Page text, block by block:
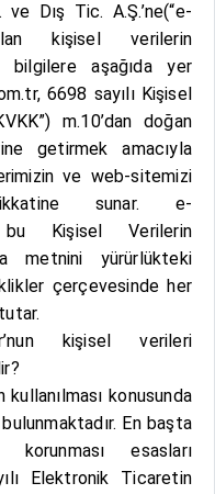
Dış Tic. A.Ş.’ne(“e-
kişisel verilerin
bilgilere aşağıda yer
6698 sayılı Kişisel
m.10’dan doğan
getirmek amacıyla
ve web-sitemizi
sunar. e-
bu Kişisel Verilerin
metnini yürürlükteki
çerçevesinde her
kişisel verileri
konusunda
En başta
esasları
Elektronik Ticaretin